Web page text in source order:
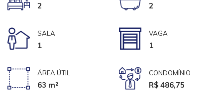
2 2
SALA
1
VAGA
1
ÁREA ÚTIL
63 m²
CONDOMÍNIO
R$ 486,75